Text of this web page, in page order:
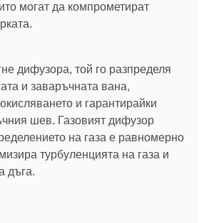
могат да компрометират
дифузора, той го разпределя
и заваръчната вана,
и гарантирайки
шев. Газовият дифузор
на газа е равномерно
турбуленцията на газа и
дъга.